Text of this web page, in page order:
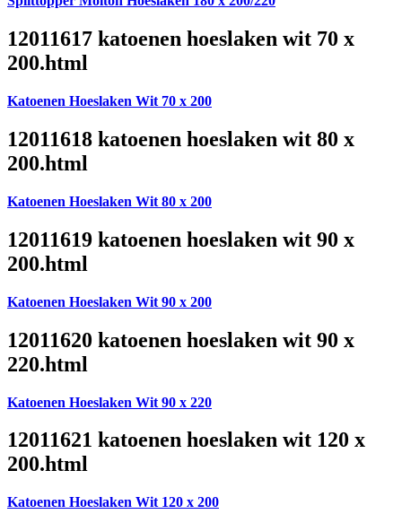
12011617 katoenen hoeslaken wit 70 x
200.html
Katoenen Hoeslaken Wit 70 x 200
12011618 katoenen hoeslaken wit 80 x
200.html
Katoenen Hoeslaken Wit 80 x 200
12011619 katoenen hoeslaken wit 90 x
200.html
Katoenen Hoeslaken Wit 90 x 200
12011620 katoenen hoeslaken wit 90 x
220.html
Katoenen Hoeslaken Wit 90 x 220
12011621 katoenen hoeslaken wit 120 x
200.html
Katoenen Hoeslaken Wit 120 x 200